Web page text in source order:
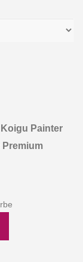
Koigu Painter
Premium